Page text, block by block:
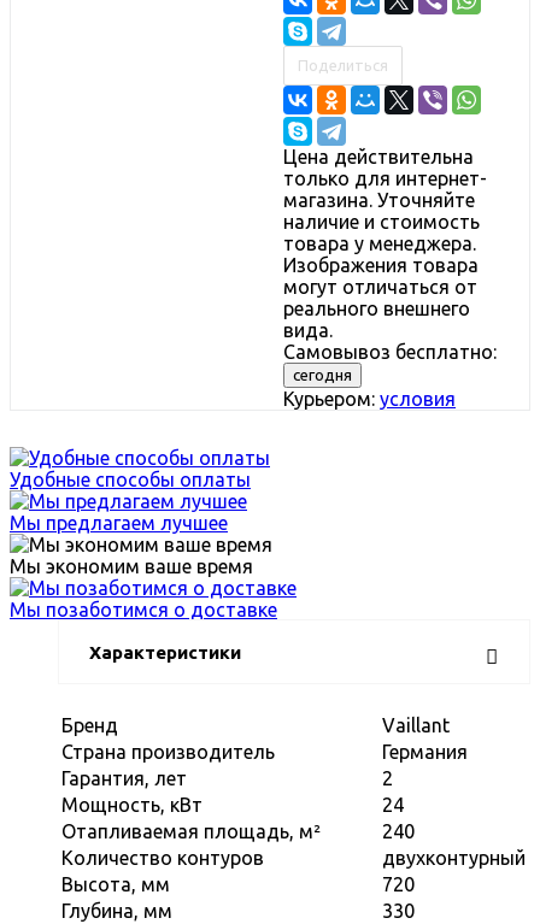
Поделиться
Цена действительна
только для интернет-
магазина. Уточняйте
наличие и стоимость
товара у менеджера.
Изображения товара
могут отличаться от
реального внешнего
вида.
Самовывоз бесплатно:
сегодня
Курьером: условия
Удобные способы оплаты
Мы предлагаем лучшее
Мы экономим ваше время
Мы позаботимся о доставке
Характеристики
Бренд
Vaillant
Страна производитель
Германия
Гарантия, лет
2
Мощность, кВт
24
Отапливаемая площадь, м²
240
Количество контуров
двухконтурный
Высота, мм
720
Глубина, мм
330